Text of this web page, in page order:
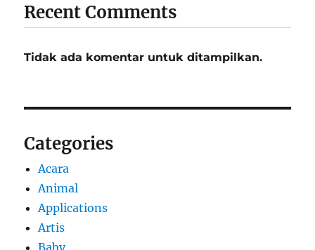
Recent Comments
Tidak ada komentar untuk ditampilkan.
Categories
Acara
Animal
Applications
Artis
Baby